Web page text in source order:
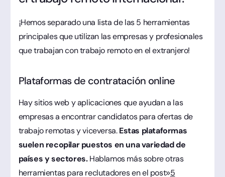
¡Hemos separado una lista de las 5 herramientas
principales que utilizan las empresas y profesionales
que trabajan con trabajo remoto en el extranjero!
Plataformas de contratación online
Hay sitios web y aplicaciones que ayudan a las
empresas a encontrar candidatos para ofertas de
trabajo remotas y viceversa.Estas plataformas
suelen recopilar puestos en una variedad de
países y sectores.Hablamos más sobre otras
herramientas para reclutadores en el post»5